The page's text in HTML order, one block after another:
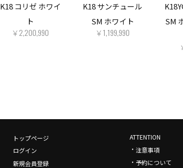
K18 コリゼ ホワイ
ト
￥2,200,990
K18 サンチュール
SM ホワイト
￥1,199,990
SM
トップページ
ログイン
新規会員登録
ATTENTION
・注意事項
・ 予約について